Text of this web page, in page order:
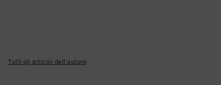
Tutti gli articoli dell'autore